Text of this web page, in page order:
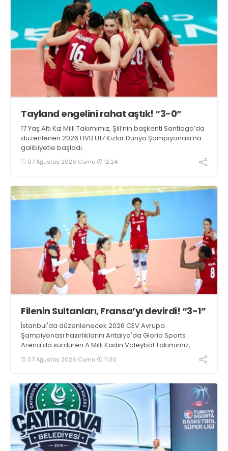
Tayland engelini rahat aştık! “3-0”
17 Yaş Altı Kız Milli Takımımız, Şili’nin başkenti Santiago’da
düzenlenen 2026 FIVB U17 Kızlar Dünya Şampiyonası’na
galibiyetle başladı.
07 Ağustos 2026 Cuma 12:24
Filenin Sultanları, Fransa’yı devirdi! “3-1”
İstanbul'da düzenlenecek 2026 CEV Avrupa
Şampiyonası hazırlıklarını Antalya'da Gloria Sports
Arena'da sürdüren A Milli Kadın Voleybol Takımımız,
Fransa ile oynadığı hazırlık maçından 3-1 galip ayrıldı.
07 Ağustos 2026 Cuma 11:30